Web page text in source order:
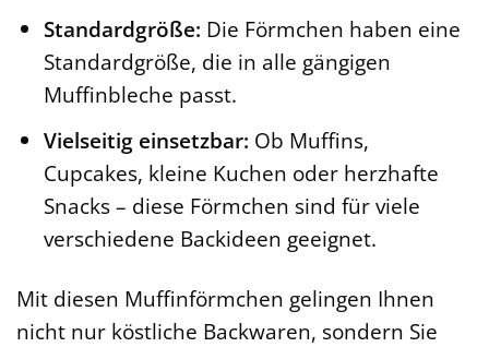
Standardgröße: Die Förmchen haben eine
Standardgröße, die in alle gängigen
Muffinbleche passt.
Vielseitig einsetzbar: Ob Muffins,
Cupcakes, kleine Kuchen oder herzhafte
Snacks – diese Förmchen sind für viele
verschiedene Backideen geeignet.
Mit diesen Muffinförmchen gelingen Ihnen
nicht nur köstliche Backwaren, sondern Sie